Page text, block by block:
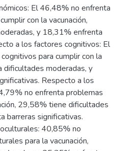
El 46,48% no enfrenta
con la vacunación,
y 18,31% enfrenta
a los factores cognitivos: El
para cumplir con la
dificultades moderadas, y
Respecto a los
no enfrenta problemas
29,58% tiene dificultades
barreras significativas.
40,85% no
para la vacunación,